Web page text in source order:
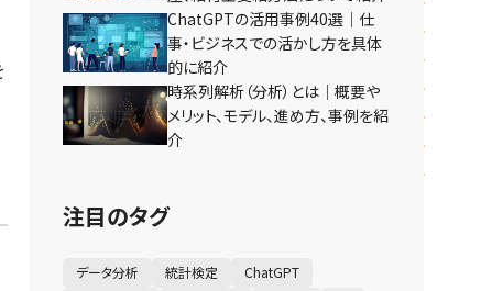
ChatGPTの活用事例40選｜仕
事・ビジネスでの活かし方を具体
的に紹介
時系列解析（分析）とは｜概要や
メリット、モデル、進め方、事例を紹
介
注目のタグ
データ分析 統計検定
ChatGPT